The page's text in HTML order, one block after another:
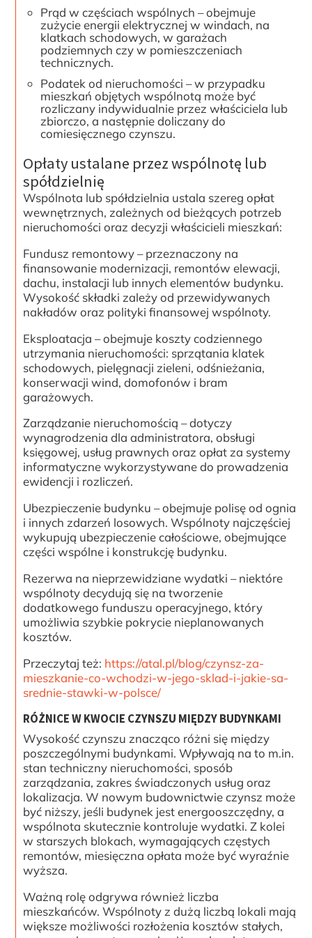
Prąd w częściach wspólnych – obejmuje
zużycie energii elektrycznej w windach, na
klatkach schodowych, w garażach
podziemnych czy w pomieszczeniach
technicznych.
Podatek od nieruchomości – w przypadku
mieszkań objętych wspólnotą może być
rozliczany indywidualnie przez właściciela lub
zbiorczo, a następnie doliczany do
comiesięcznego czynszu.
Opłaty ustalane przez wspólnotę lub
spółdzielnię
Wspólnota lub spółdzielnia ustala szereg opłat
wewnętrznych, zależnych od bieżących potrzeb
nieruchomości oraz decyzji właścicieli mieszkań:
Fundusz remontowy – przeznaczony na
finansowanie modernizacji, remontów elewacji,
dachu, instalacji lub innych elementów budynku.
Wysokość składki zależy od przewidywanych
nakładów oraz polityki finansowej wspólnoty.
Eksploatacja – obejmuje koszty codziennego
utrzymania nieruchomości: sprzątania klatek
schodowych, pielęgnacji zieleni, odśnieżania,
konserwacji wind, domofonów i bram
garażowych.
Zarządzanie nieruchomością – dotyczy
wynagrodzenia dla administratora, obsługi
księgowej, usług prawnych oraz opłat za systemy
informatyczne wykorzystywane do prowadzenia
ewidencji i rozliczeń.
Ubezpieczenie budynku – obejmuje polisę od ognia
i innych zdarzeń losowych. Wspólnoty najczęściej
wykupują ubezpieczenie całościowe, obejmujące
części wspólne i konstrukcję budynku.
Rezerwa na nieprzewidziane wydatki – niektóre
wspólnoty decydują się na tworzenie
dodatkowego funduszu operacyjnego, który
umożliwia szybkie pokrycie nieplanowanych
kosztów.
Przeczytaj też: https://atal.pl/blog/czynsz-za-
mieszkanie-co-wchodzi-w-jego-sklad-i-jakie-sa-
srednie-stawki-w-polsce/
RÓŻNICE W KWOCIE CZYNSZU MIĘDZY BUDYNKAMI
Wysokość czynszu znacząco różni się między
poszczególnymi budynkami. Wpływają na to m.in.
stan techniczny nieruchomości, sposób
zarządzania, zakres świadczonych usług oraz
lokalizacja. W nowym budownictwie czynsz może
być niższy, jeśli budynek jest energooszczędny, a
wspólnota skutecznie kontroluje wydatki. Z kolei
w starszych blokach, wymagających częstych
remontów, miesięczna opłata może być wyraźnie
wyższa.
Ważną rolę odgrywa również liczba
mieszkańców. Wspólnoty z dużą liczbą lokali mają
większe możliwości rozłożenia kosztów stałych,